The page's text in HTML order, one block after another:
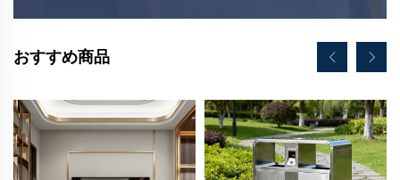
おすすめ商品